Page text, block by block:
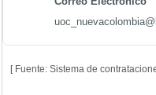
[ Fuente: Sistema de